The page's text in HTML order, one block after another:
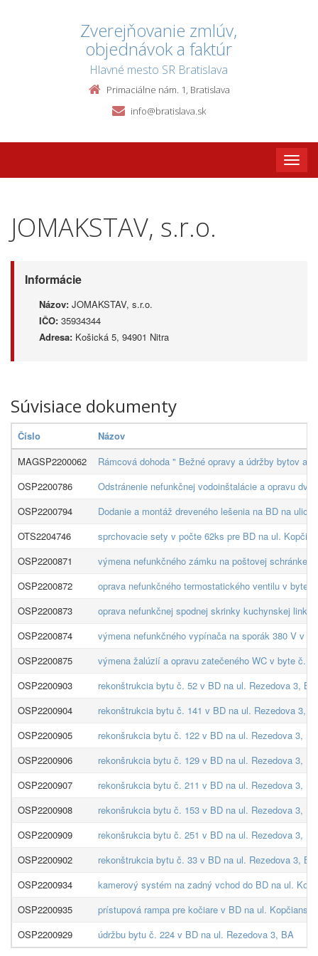
Zverejňovanie zmlúv,
objednávok a faktúr
Hlavné mesto SR Bratislava
Primaciálne nám. 1, Bratislava
info@bratislava.sk
Toggle
JOMAKSTAV, s.r.o.
Informácie
Názov: JOMAKSTAV, s.r.o.
IČO: 35934344
Adresa: Košická 5, 94901 Nitra
Súvisiace dokumenty
Číslo
Názov
MAGSP2200062
Rámcová dohoda " Bežné opravy a údržby bytov a
OSP2200786
Odstránenie nefunkčnej vodoinštalácie a opravu
OSP2200794
Dodanie a montáž dreveného lešenia na BD na ulici
OTS2204746
sprchovacie sety v počte 62ks pre BD na ul.
OSP2200871
výmena nefunkčného zámku na poštovej schránke
OSP2200872
oprava nefunkčného termostatického ventilu v byte
OSP2200873
oprava nefunkčnej spodnej skrinky kuchynskej
OSP2200874
výmena nefunkčného vypínača na sporák 380 V v
OSP2200875
výmena žalúzií a opravu zatečeného WC v byte č.
OSP2200903
rekonštrukcia bytu č. 52 v BD na ul. Rezedova 3, BA
OSP2200904
rekonštrukcia bytu č. 141 v BD na ul. Rezedova 3,
OSP2200905
rekonšrukcia bytu č. 122 v BD na ul. Rezedova 3, BA
OSP2200906
rekonšrukcia bytu č. 129 v BD na ul. Rezedova 3, BA
OSP2200907
rekonšrukcia bytu č. 211 v BD na ul. Rezedova 3, BA
OSP2200908
rekonšrukcia bytu č. 153 v BD na ul. Rezedova 3, BA
OSP2200909
rekonšrukcia bytu č. 251 v BD na ul. Rezedova 3, BA
OSP2200902
rekonštrukcia bytu č. 33 v BD na ul. Rezedova 3, BA
OSP2200934
kamerový systém na zadný vchod do BD na ul.
OSP2200935
prístupová rampa pre kočiare v BD na ul.
OSP2200929
údržbu bytu č. 224 v BD na ul. Rezedova 3, BA